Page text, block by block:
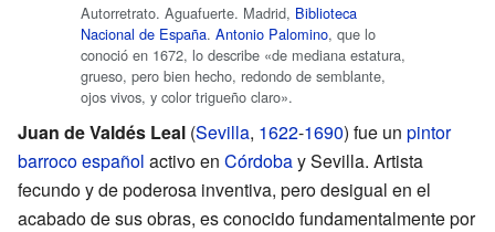
Autorretrato. Aguafuerte. Madrid, Biblioteca
Nacional de España. Antonio Palomino, que lo
conoció en 1672, lo describe «de mediana estatura,
grueso, pero bien hecho, redondo de semblante,
ojos vivos, y color trigueño claro».
Juan de Valdés Leal (Sevilla, 1622-1690) fue un pintor
barroco español activo en Córdobay Sevilla. Artista
fecundo y de poderosa inventiva, pero desigual en el
acabado de sus obras, es conocido fundamentalmente por